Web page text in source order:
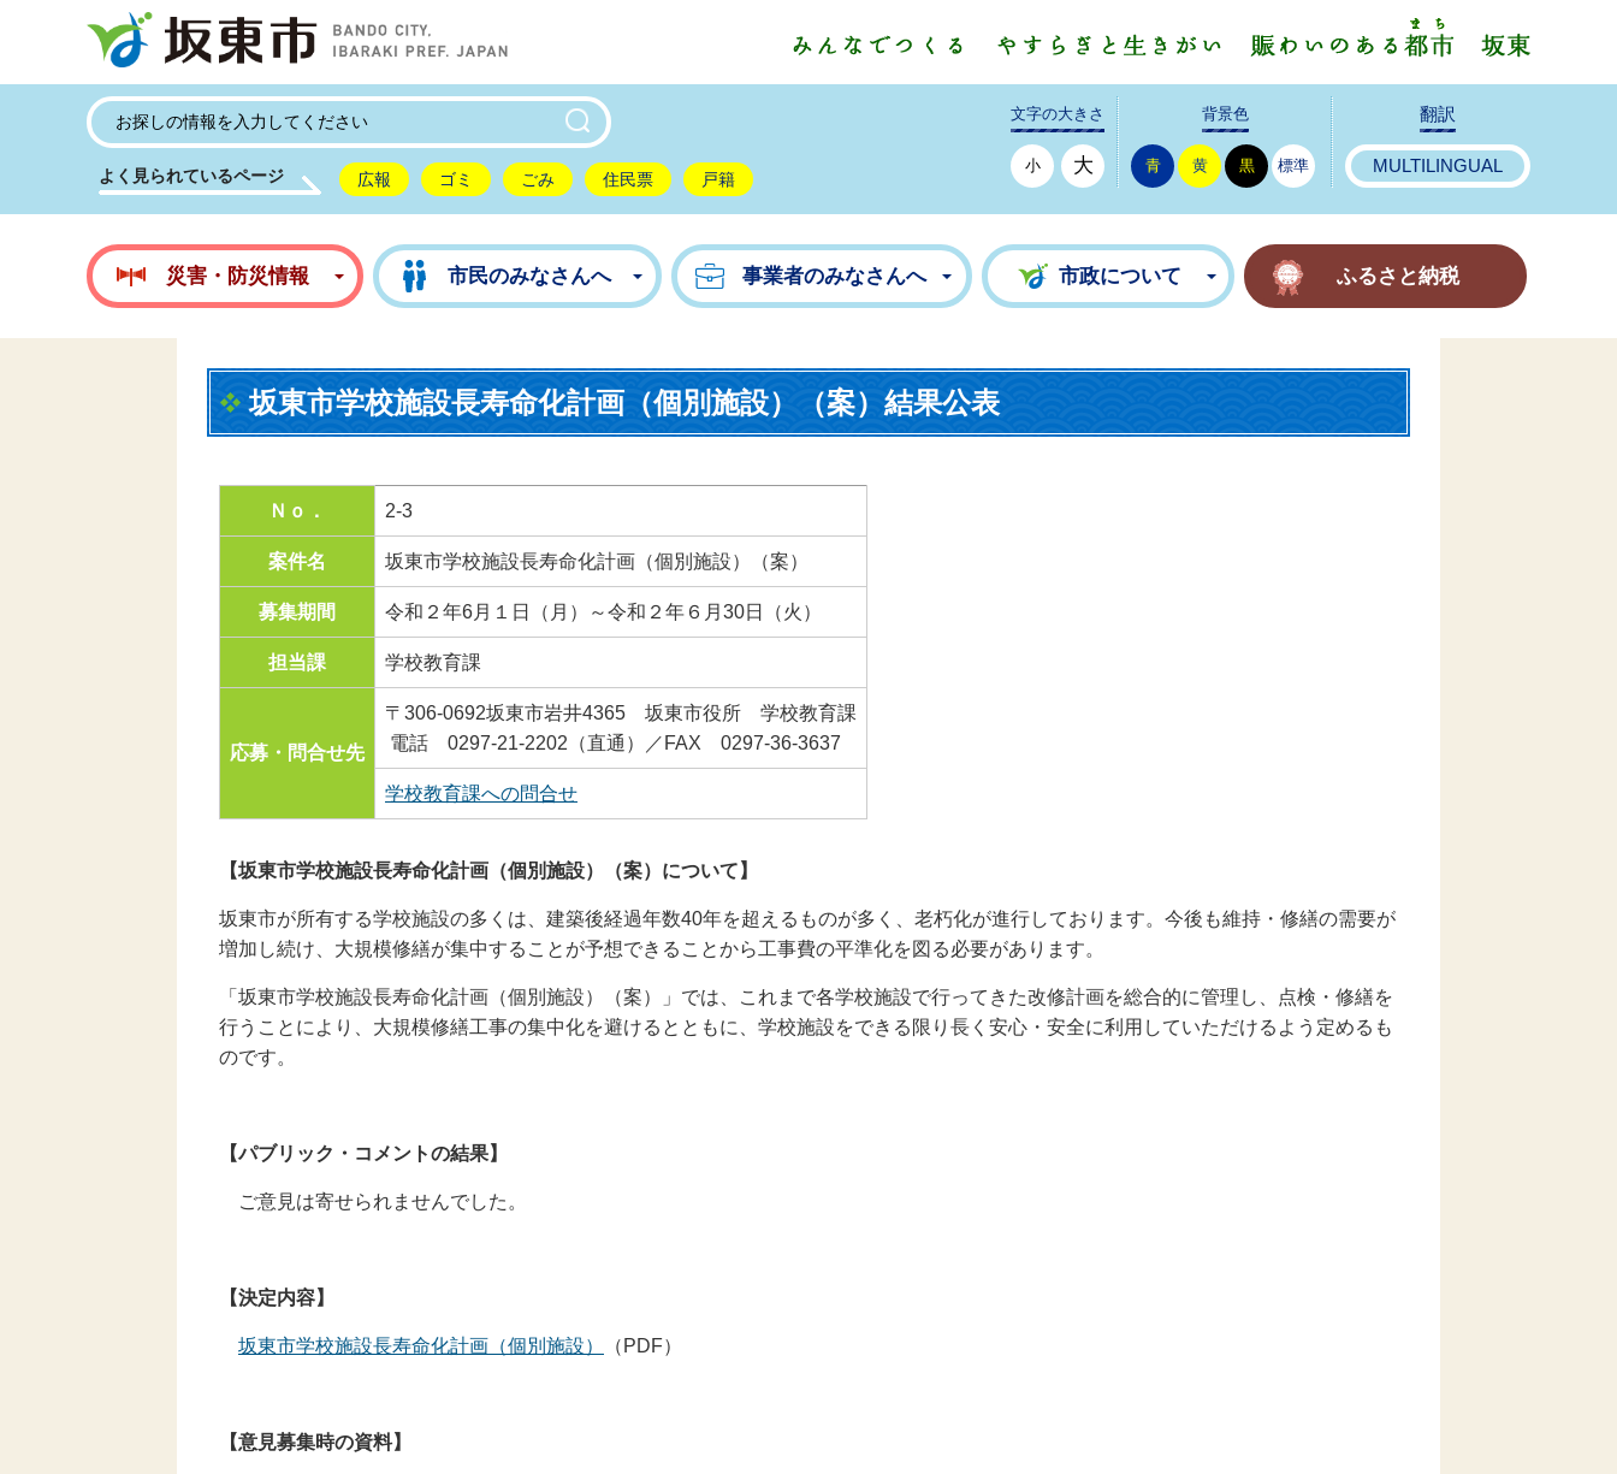
よく見られているページ 広報 ゴミ ごみ 住民票 戸籍
文字の大きさ
小 大
背景色
青 黄 黒 標準
翻訳
MULTILINGUAL
災害・防災情報 市民のみなさんへ 事業者のみなさんへ 市政について ふるさと納税
坂東市学校施設長寿命化計画（個別施設）（案）結果公表
Ｎｏ． 2-3
案件名 坂東市学校施設長寿命化計画（個別施設）（案）
募集期間 令和２年6月１日（月）～令和２年６月30日（火）
担当課 学校教育課
応募・問合せ先
〒306-0692坂東市岩井4365 坂東市役所 学校教育課
電話 0297-21-2202（直通）／FAX 0297-36-3637
学校教育課への問合せ
【坂東市学校施設長寿命化計画（個別施設）（案）について】
坂東市が所有する学校施設の多くは、建築後経過年数40年を超えるものが多く、老朽化が進行しております。今後も維持・修繕の需要が
増加し続け、大規模修繕が集中することが予想できることから工事費の平準化を図る必要があります。
「坂東市学校施設長寿命化計画（個別施設）（案）」では、これまで各学校施設で行ってきた改修計画を総合的に管理し、点検・修繕を
行うことにより、大規模修繕工事の集中化を避けるとともに、学校施設をできる限り長く安心・安全に利用していただけるよう定めるも
のです。
【パブリック・コメントの結果】
ご意見は寄せられませんでした。
【決定内容】
坂東市学校施設長寿命化計画（個別施設） （PDF）
【意見募集時の資料】